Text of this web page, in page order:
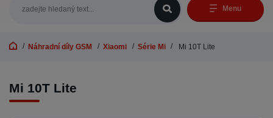
Menu
Náhradní díly GSM Xiaomi Série Mi Mi 10T Lite
Mi 10T Lite